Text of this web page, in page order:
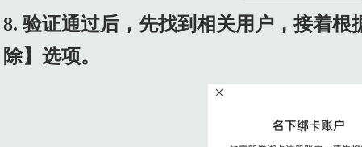
8. 验证通过后，先找到相关用户，接着根
除】选项。